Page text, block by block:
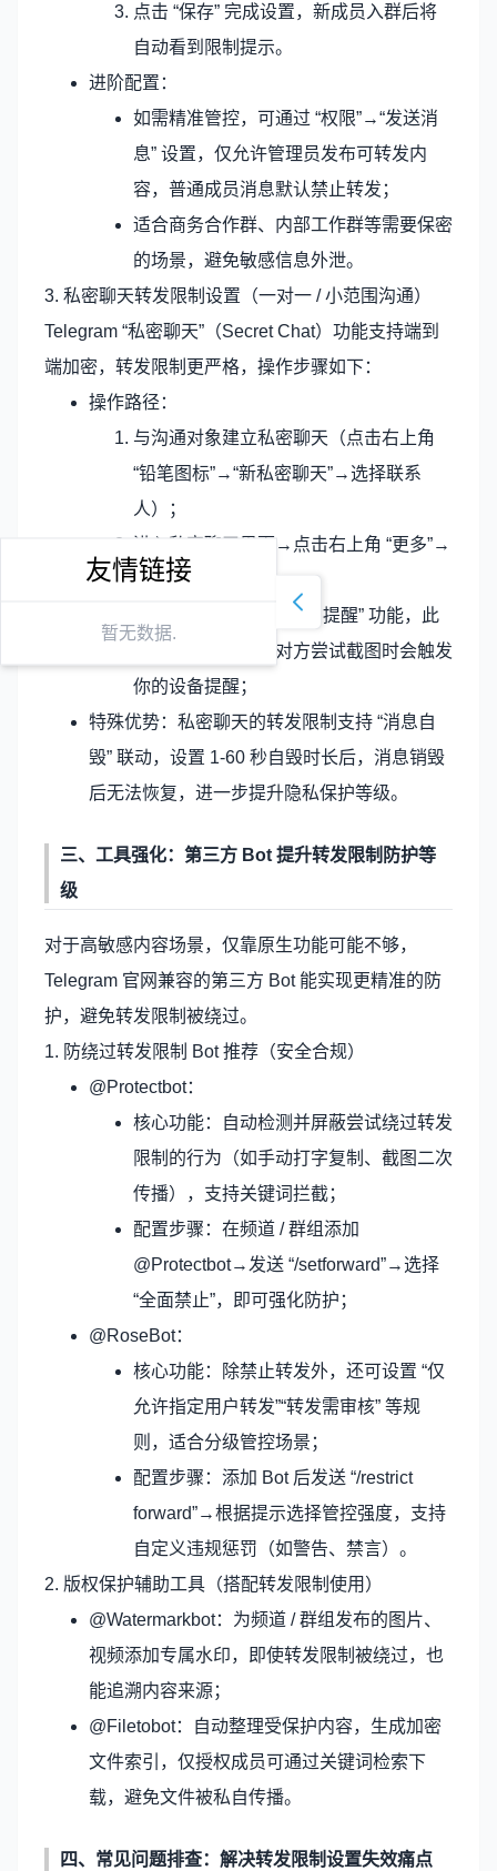
点击 “保存” 完成设置，新成员入群后将
自动看到限制提示。
进阶配置：
如需精准管控，可通过 “权限”→“发送消
息” 设置，仅允许管理员发布可转发内
容，普通成员消息默认禁止转发；
适合商务合作群、内部工作群等需要保密
的场景，避免敏感信息外泄。
3. 私密聊天转发限制设置（一对一 / 小范围沟通）
Telegram “私密聊天”（Secret Chat）功能支持端到
端加密，转发限制更严格，操作步骤如下：
操作路径：
与沟通对象建立私密聊天（点击右上角
“铅笔图标”→“新私密聊天”→选择联系
人）；
进入私密聊天界面→点击右上角 “更多”→
选择 “设置”；
开启 “禁止转发” 与 “截图提醒” 功能，此
时消息无法转发，对方尝试截图时会触发
你的设备提醒；
特殊优势：私密聊天的转发限制支持 “消息自
毁” 联动，设置 1-60 秒自毁时长后，消息销毁
后无法恢复，进一步提升隐私保护等级。
三、工具强化：第三方 Bot 提升转发限制防护等
级
对于高敏感内容场景，仅靠原生功能可能不够，
Telegram 官网兼容的第三方 Bot 能实现更精准的防
护，避免转发限制被绕过。
1. 防绕过转发限制 Bot 推荐（安全合规）
@Protectbot：
核心功能：自动检测并屏蔽尝试绕过转发
限制的行为（如手动打字复制、截图二次
传播），支持关键词拦截；
配置步骤：在频道 / 群组添加
@Protectbot→发送 “/setforward”→选择
“全面禁止”，即可强化防护；
@RoseBot：
核心功能：除禁止转发外，还可设置 “仅
允许指定用户转发”“转发需审核” 等规
则，适合分级管控场景；
配置步骤：添加 Bot 后发送 “/restrict
forward”→根据提示选择管控强度，支持
自定义违规惩罚（如警告、禁言）。
2. 版权保护辅助工具（搭配转发限制使用）
@Watermarkbot：为频道 / 群组发布的图片、
视频添加专属水印，即使转发限制被绕过，也
能追溯内容来源；
@Filetobot：自动整理受保护内容，生成加密
文件索引，仅授权成员可通过关键词检索下
载，避免文件被私自传播。
四、常见问题排查：解决转发限制设置失效痛点
友情链接
暂无数据.